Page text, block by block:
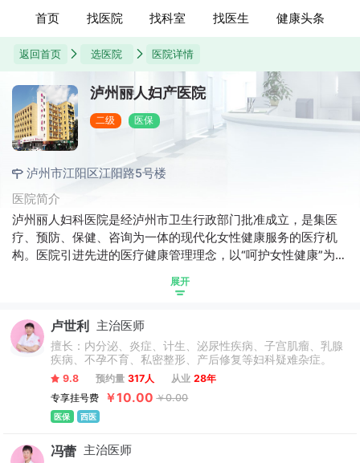
首页 找医院 找科室 找医生 健康头条
返回首页 选医院 医院详情
泸州丽人妇产医院
二级 医保
泸州市江阳区江阳路5号楼
医院简介
泸州丽人妇科医院是经泸州市卫生行政部门批准成立，是集医
疗、预防、保健、咨询为一体的现代化女性健康服务的医疗机
构。医院引进先进的医疗健康管理理念，以“呵护女性健康”为己
制”和“一人一医一诊室” ，建立个性化疾病预警及诊疗康复系
划生育科、不孕不育科、妇科肿瘤科、微创空腔镜科、生殖整
形科、内分泌科、乳腺疾病科、健康体检中心等科室，并设立
了医学影像、医学检验等十多个专科病诊疗科室。
展开
卢世利 主治医师
擅长：内分泌、炎症、计生、泌尿性疾病、子宫肌瘤、乳腺
疾病、不孕不育、私密整形、产后修复等妇科疑难杂症。
9.8 预约量 317人 从业 28年
专享挂号费
￥10.00 ￥0.00
医保 西医
冯蕾 主治医师